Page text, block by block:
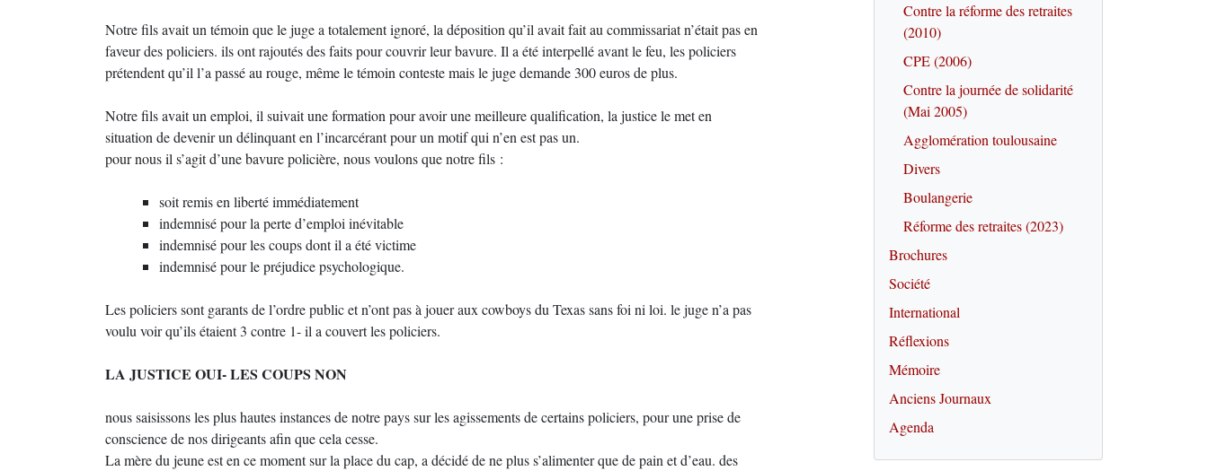
Notre fils avait un témoin que le juge a totalement ignoré, la déposition qu’il avait fait au commissariat n’était pas en
faveur des policiers. ils ont rajoutés des faits pour couvrir leur bavure. Il a été interpellé avant le feu, les policiers
prétendent qu’il l’a passé au rouge, même le témoin conteste mais le juge demande 300 euros de plus.
Notre fils avait un emploi, il suivait une formation pour avoir une meilleure qualification, la justice le met en
situation de devenir un délinquant en l’incarcérant pour un motif qui n’en est pas un.
pour nous il s’agit d’une bavure policière, nous voulons que notre fils :
soit remis en liberté immédiatement
indemnisé pour la perte d’emploi inévitable
indemnisé pour les coups dont il a été victime
indemnisé pour le préjudice psychologique.
Les policiers sont garants de l’ordre public et n’ont pas à jouer aux cowboys du Texas sans foi ni loi. le juge n’a pas
voulu voir qu’ils étaient 3 contre 1- il a couvert les policiers.
LA JUSTICE OUI- LES COUPS NON
nous saisissons les plus hautes instances de notre pays sur les agissements de certains policiers, pour une prise de
conscience de nos dirigeants afin que cela cesse.
La mère du jeune est en ce moment sur la place du cap, a décidé de ne plus s’alimenter que de pain et d’eau. des
Contre la réforme des retraites
(2010)
CPE (2006)
Contre la journée de solidarité
(Mai 2005)
Agglomération toulousaine
Divers
Boulangerie
Réforme des retraites (2023)
Brochures
Société
International
Réflexions
Mémoire
Anciens Journaux
Agenda